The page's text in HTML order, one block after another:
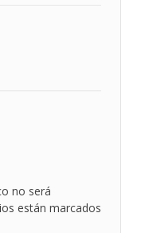
no será
están marcados